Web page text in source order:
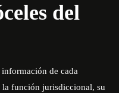
del
información de cada
la función jurisdiccional, su